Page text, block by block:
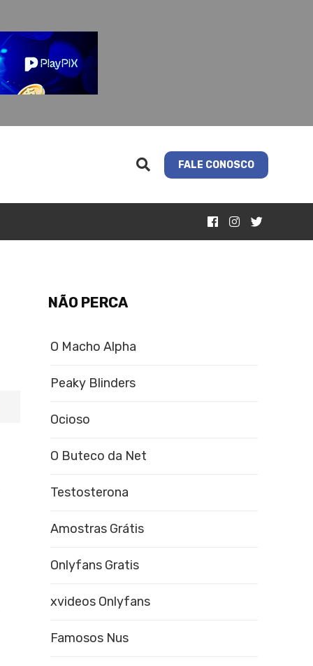
FALE CONOSCO
NÃO PERCA
O Macho Alpha
Peaky Blinders
Ocioso
O Buteco da Net
Testosterona
Amostras Grátis
Onlyfans Gratis
xvideos Onlyfans
Famosos Nus